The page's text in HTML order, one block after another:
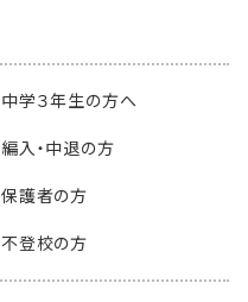
中学３年生の方へ
編入・中退の方
保護者の方
不登校の方